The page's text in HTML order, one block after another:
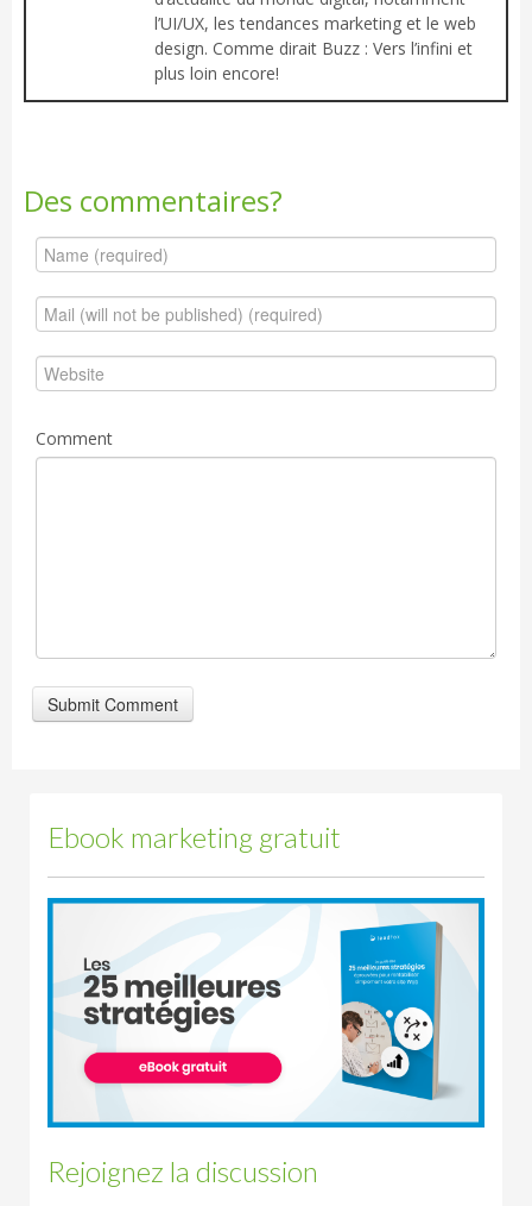
l’UI/UX, les tendances marketing et le web
design. Comme dirait Buzz : Vers l’infini et
plus loin encore!
Des commentaires?
Comment
Ebook marketing gratuit
Rejoignez la discussion